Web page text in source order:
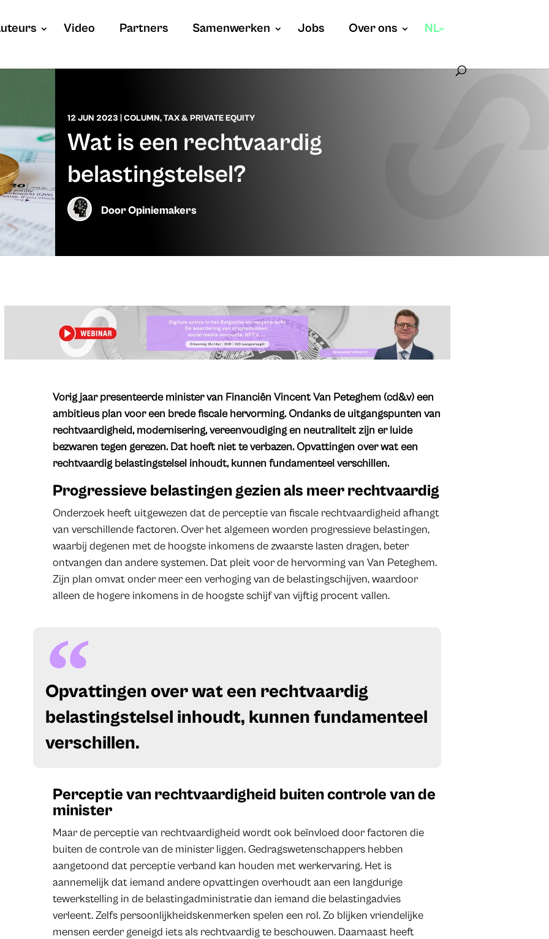
Video Partners Samenwerken Jobs Over ons NL
12 JUN 2023 COLUMN,TAX & PRIVATE EQUITY
Wat is een rechtvaardig
belastingstelsel?
DoorOpiniemakers
Vorig jaar presenteerde minister van Financiën Vincent Van Peteghem (cd&v) een
ambitieus plan voor een brede fiscale hervorming. Ondanks de uitgangspunten van
rechtvaardigheid, modernisering, vereenvoudiging en neutraliteit zijn er luide
bezwaren tegen gerezen. Dat hoeft niet te verbazen. Opvattingen over wat een
rechtvaardig belastingstelsel inhoudt, kunnen fundamenteel verschillen.
Progressieve belastingen gezien als meer rechtvaardig
Onderzoek heeft uitgewezen dat de perceptie van fiscale rechtvaardigheid afhangt
van verschillende factoren. Over het algemeen worden progressieve belastingen,
waarbij degenen met de hoogste inkomens de zwaarste lasten dragen, beter
ontvangen dan andere systemen. Dat pleit voor de hervorming van Van Peteghem.
Zijn plan omvat onder meer een verhoging van de belastingschijven, waardoor
alleen de hogere inkomens in de hoogste schijf van vijftig procent vallen.
Opvattingen over wat een rechtvaardig
belastingstelsel inhoudt, kunnen fundamenteel
verschillen.
Perceptie van rechtvaardigheid buiten controle van de
minister
Maar de perceptie van rechtvaardigheid wordt ook beïnvloed door factoren die
buiten de controle van de minister liggen. Gedragswetenschappers hebben
aangetoond dat perceptie verband kan houden met werkervaring. Het is
aannemelijk dat iemand andere opvattingen overhoudt aan een langdurige
tewerkstelling in de belastingadministratie dan iemand die belastingadvies
verleent. Zelfs persoonlijkheidskenmerken spelen een rol. Zo blijken vriendelijke
mensen eerder geneigd iets als rechtvaardig te beschouwen. Daarnaast heeft